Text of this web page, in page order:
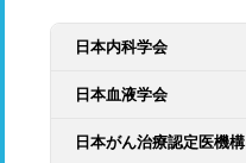
日本内科学会
日本血液学会
日本がん治療認定医機構